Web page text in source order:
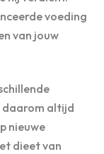
voeding
van jouw
daarom altijd
nieuwe
dieet van